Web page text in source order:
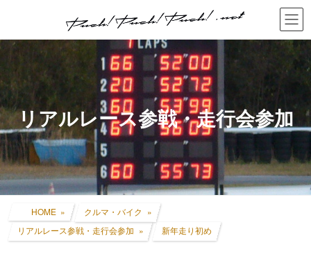
ン
へ
ス
キ
ッ
プ
ー
ョ
ン
に
移
動
リアルレース参戦・走行会参加
HOME
クルマ・バイク
リアルレース参戦・走行会参加
新年走り初め